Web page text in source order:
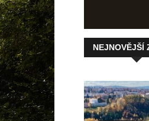
NEJNOVĚJŠÍ